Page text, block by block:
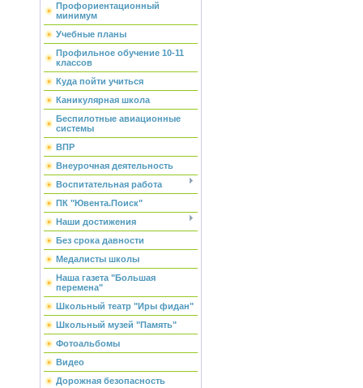
Профориентационный
минимум
Учебные планы
Профильное обучение 10-11
классов
Куда пойти учиться
Каникулярная школа
Беспилотные авиационные
системы
ВПР
Внеурочная деятельность
Воспитательная работа
ПК "Ювента.Поиск"
Наши достижения
Без срока давности
Медалисты школы
Наша газета "Большая
перемена"
Школьный театр "Иры фидан"
Школьный музей "Память"
Фотоальбомы
Видео
Дорожная безопасность